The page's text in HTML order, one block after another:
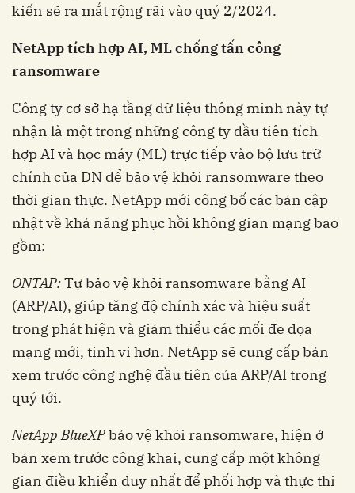
kiến sẽ ra mắt rộng rãi vào quý 2/2024.
NetApp tích hợp AI, ML chống tấn công
ransomware
Công ty cơ sở hạ tầng dữ liệu thông minh này tự
nhận là một trong những công ty đầu tiên tích
hợp AI và học máy (ML) trực tiếp vào bộ lưu trữ
chính của DN để bảo vệ khỏi ransomware theo
thời gian thực. NetApp mới công bố các bản cập
nhật về khả năng phục hồi không gian mạng bao
gồm:
ONTAP:Tự bảo vệ khỏi ransomware bằng AI
(ARP/AI), giúp tăng độ chính xác và hiệu suất
trong phát hiện và giảm thiểu các mối đe dọa
mạng mới, tinh vi hơn. NetApp sẽ cung cấp bản
xem trước công nghệ đầu tiên của ARP/AI trong
quý tới.
NetApp BlueXPbảo vệ khỏi ransomware, hiện ở
bản xem trước công khai, cung cấp một không
gian điều khiển duy nhất để phối hợp và thực thi